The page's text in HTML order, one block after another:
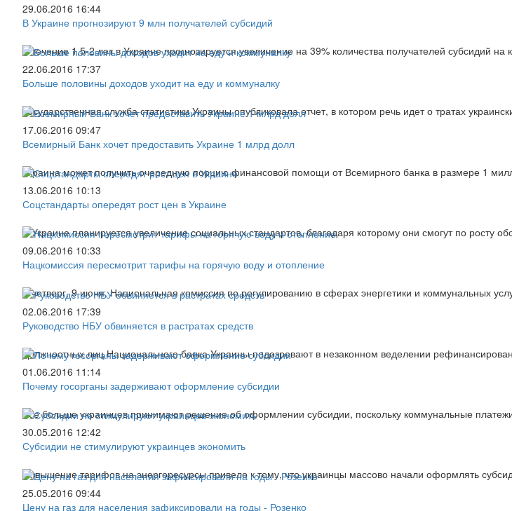
29.06.2016 16:44
В Украине прогнозируют 9 млн получателей субсидий
В течение 1,5-2 лет в Украине прогнозируется увеличение на 39% количества получателей субсидий
22.06.2016 17:37
Больше половины доходов уходит на еду и коммуналку
Государственная служба статистики Украины опубликовала отчет, в котором речь идет о тратах
17.06.2016 09:47
Всемирный Банк хочет предоставить Украине 1 млрд долл
Украина может получить очередную порцию финансовой помощи от Всемирного банка в размере 1
13.06.2016 10:13
Соцстандарты опередят рост цен в Украине
В Украине планируется увеличение социальных стандартов, благодаря которому они смогут по росту
09.06.2016 10:33
Нацкомиссия пересмотрит тарифы на горячую воду и отопление
В четверг, 9 июня, Национальная комиссия по регулированию в сферах энергетики и коммунальных
02.06.2016 17:39
Руководство НБУ обвиняется в растратах средств
Должностных лиц Национального банка Украины подозревают в незаконном веделении
01.06.2016 11:14
Почему госорганы задерживают оформление субсидии
Все больше украинцев принимают решение об оформлении субсидии, поскольку коммунальные
30.05.2016 12:42
Субсидии не стимулируют украинцев экономить
Повышение тарифов на энергоресурсы привело к тому, что украинцы массово начали оформлять
25.05.2016 09:44
Цену на газ для населения зафиксировали на годы - Розенко